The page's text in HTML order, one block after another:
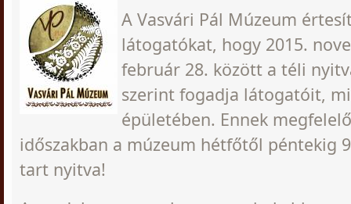
A Vasvári Pál Múzeum
látogatókat, hogy 2015.
február 28. között a téli
szerint fogadja látogatóit,
épületében. Ennek
időszakban a múzeum hétfőtől péntekig
tart nyitva!